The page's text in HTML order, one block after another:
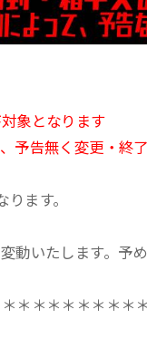
象となります
予告無く変更・終
ます。
動いたします。予
＊＊＊＊＊＊＊＊＊